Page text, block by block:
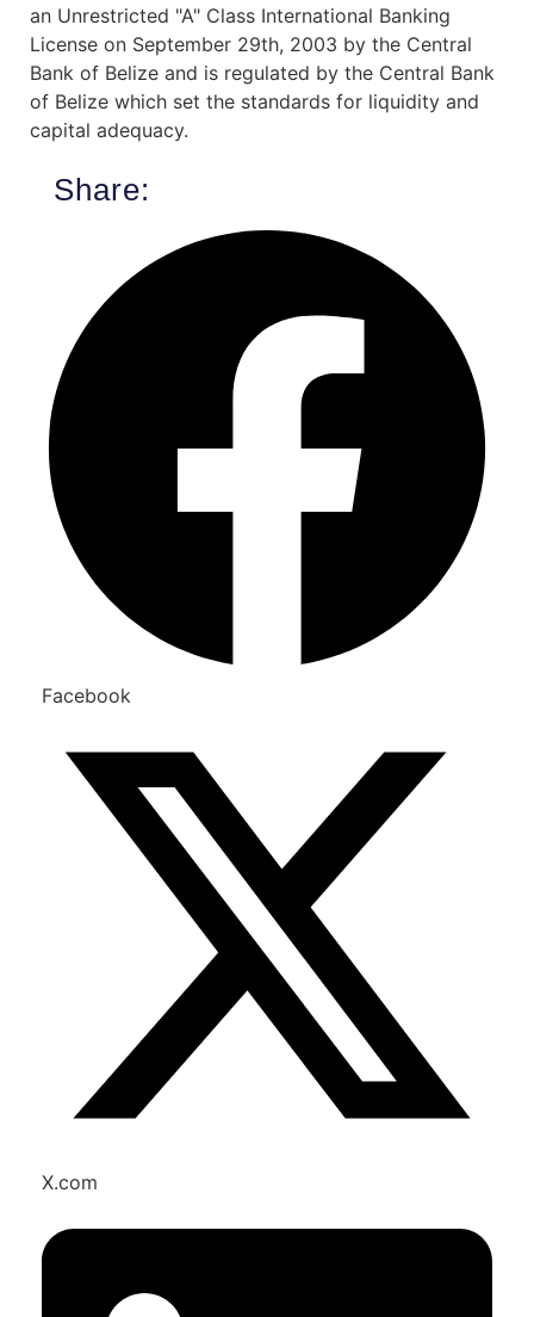
an Unrestricted "A" Class International Banking
License on September 29th, 2003 by the Central
Bank of Belize and is regulated by the Central Bank
of Belize which set the standards for liquidity and
capital adequacy.
Share:
Facebook
X.com